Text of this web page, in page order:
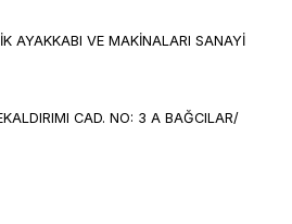
AYAKKABI VE MAKİNALARI SANAYİ
CAD. NO: 3 A BAĞCILAR/